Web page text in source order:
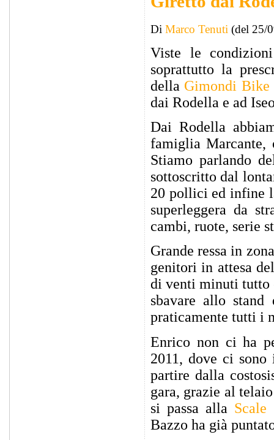
Di Marco Tenuti (del 25/
Viste le
soprattutto la
della Gimondi Bike
dai Rodella e ad
Dai Rodella
famiglia
Stiamo parlando
sottoscritto dal
20 pollici ed infine
superleggera da
cambi, ruote, serie
Grande ressa in
genitori in attesa
di venti minuti tutto
sbavare allo
praticamente tutti i
Enrico non ci ha
2011, dove ci
partire dalla
gara, grazie al
si passa alla Scale
Bazzo ha già